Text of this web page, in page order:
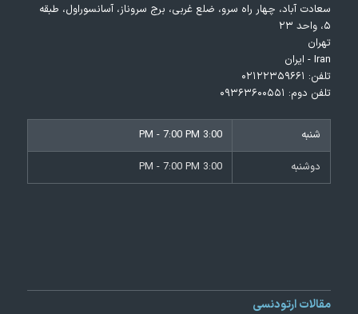
سعادت آباد، چهار راه سرو، ضلع غربی، برج سروناز، آسانسوراول، طبقه
۵، واحد ۲۳
تهران
Iran - ایران
تلفن: ۰۲۱۲۲۳۵۹۶۶۱
تلفن دوم: ۰۹۳۶۳۶۰۰۵۵۱
شنبه
3:00 PM - 7:00 PM
دوشنبه
3:00 PM - 7:00 PM
مقالات ارتودنسی